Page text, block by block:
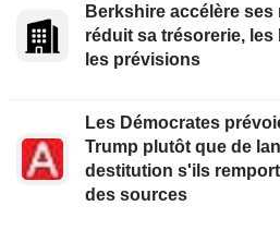
Berkshire accélère
réduit sa trésorerie,
les prévisions
Les Démocrates
Trump plutôt que de
destitution s'ils
des sources